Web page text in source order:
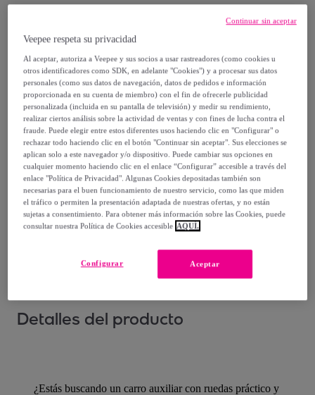
Entrega
Envío gratis
Entrega: Entre el09/08y el12/08
¿Cómo funciona?
Detalles del producto
¿Estás buscando un carro auxiliar con ruedas práctico y
Veepee respeta su privacidad
Al aceptar, autoriza a Veepee y sus socios a usar rastreadores (como cookies u
otros identificadores como SDK, en adelante "Cookies") y a procesar sus datos
personales (como sus datos de navegación, datos de pedidos e información
proporcionada en su cuenta de miembro) con el fin de ofrecerle publicidad
personalizada (incluida en su pantalla de televisión) y medir su rendimiento,
realizar ciertos análisis sobre la actividad de ventas y con fines de lucha contra el
fraude. Puede elegir entre estos diferentes usos haciendo clic en "Configurar" o
rechazar todo haciendo clic en el botón "Continuar sin aceptar". Sus elecciones se
aplican solo a este navegador y/o dispositivo. Puede cambiar sus opciones en
cualquier momento haciendo clic en el enlace “Configurar” accesible a través del
enlace "Política de Privacidad". Algunas Cookies depositadas también son
necesarias para el buen funcionamiento de nuestro servicio, como las que miden
el tráfico o permiten la presentación adaptada de nuestras ofertas, y no están
sujetas a consentimiento. Para obtener más información sobre las Cookies, puede
consultar nuestra Política de Cookies accesible AQUÍ.
Aceptar
Configurar
Continuar sin aceptar